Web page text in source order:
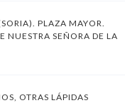
PLAZA MAYOR.
NUESTRA SEÑORA DE LA
OTRAS LÁPIDAS